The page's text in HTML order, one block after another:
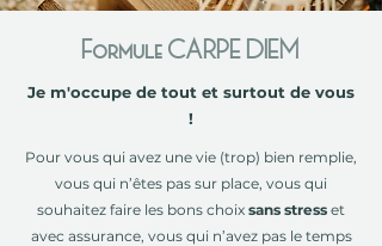
Formule CARPE DIEM
Je m'occupe de tout et surtout de vous
!
Pour vous qui avez une vie (trop) bien remplie,
vous qui n’êtes pas sur place, vous qui
souhaitez faire les bons choix sans stress et
avec assurance, vous qui n’avez pas le temps